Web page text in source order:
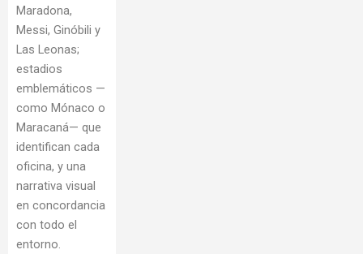
Maradona,
Messi, Ginóbili y
Las Leonas;
estadios
emblemáticos —
como Mónaco o
Maracaná— que
identifican cada
oficina, y una
narrativa visual
en concordancia
con todo el
entorno.